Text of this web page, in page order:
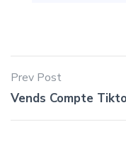
Prev Post
Vends Compte